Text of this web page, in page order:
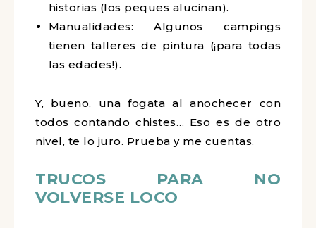
historias (los peques alucinan).
Manualidades: Algunos campings
tienen talleres de pintura (¡para todas
las edades!).
Y, bueno, una fogata al anochecer con
todos contando chistes… Eso es de otro
nivel, te lo juro. Prueba y me cuentas.
TRUCOS PARA NO
VOLVERSE LOCO